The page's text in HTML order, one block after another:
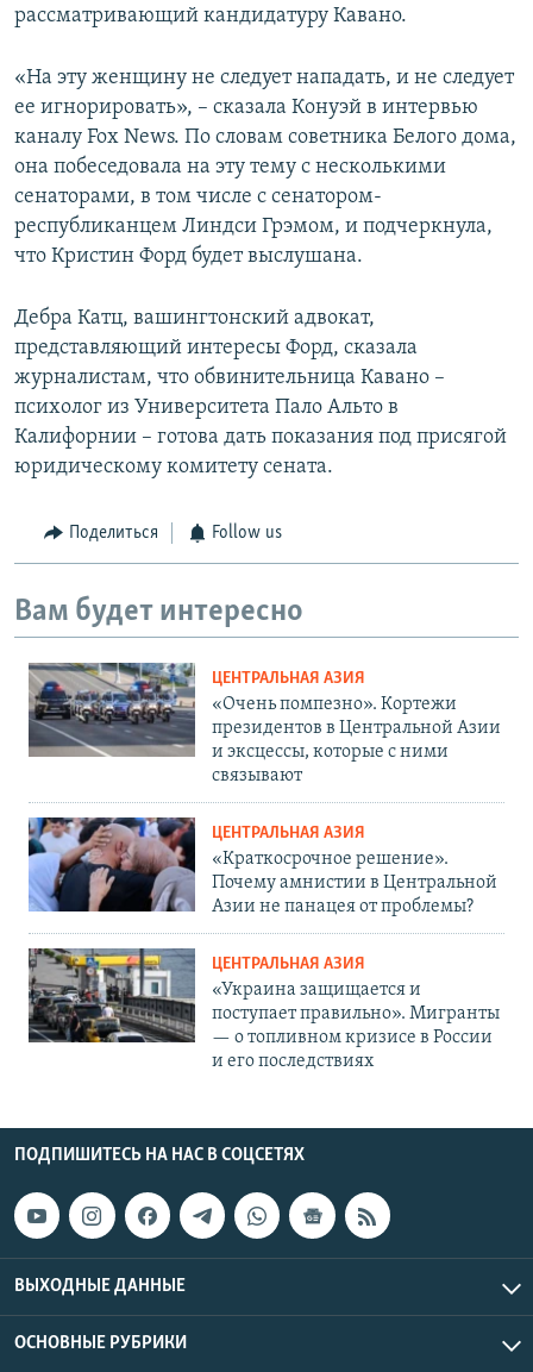
рассматривающий кандидатуру Кавано.
«На эту женщину не следует нападать, и не следует
ее игнорировать», – сказала Конуэй в интервью
каналу Fox News. По словам советника Белого дома,
она побеседовала на эту тему с несколькими
сенаторами, в том числе с сенатором-
республиканцем Линдси Грэмом, и подчеркнула,
что Кристин Форд будет выслушана.
Дебра Катц, вашингтонский адвокат,
представляющий интересы Форд, сказала
журналистам, что обвинительница Кавано –
психолог из Университета Пало Альто в
Калифорнии – готова дать показания под присягой
юридическому комитету сената.
Поделиться Follow us
Вам будет интересно
ЦЕНТРАЛЬНАЯ АЗИЯ
«Очень помпезно». Кортежи
президентов в Центральной Азии
и эксцессы, которые с ними
связывают
ЦЕНТРАЛЬНАЯ АЗИЯ
«Краткосрочное решение».
Почему амнистии в Центральной
Азии не панацея от проблемы?
ЦЕНТРАЛЬНАЯ АЗИЯ
«Украина защищается и
поступает правильно». Мигранты
— о топливном кризисе в России
и его последствиях
ПОДПИШИТЕСЬ НА НАС В СОЦСЕТЯХ
ВЫХОДНЫЕ ДАННЫЕ
ОСНОВНЫЕ РУБРИКИ